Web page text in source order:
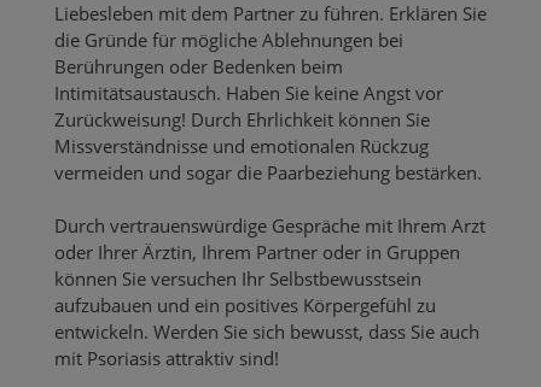
Liebesleben mit dem Partner zu führen. Erklären Sie
die Gründe für mögliche Ablehnungen bei
Berührungen oder Bedenken beim
Intimitätsaustausch. Haben Sie keine Angst vor
Zurückweisung! Durch Ehrlichkeit können Sie
Missverständnisse und emotionalen Rückzug
vermeiden und sogar die Paarbeziehung bestärken.
Durch vertrauenswürdige Gespräche mit Ihrem Arzt
oder Ihrer Ärztin, Ihrem Partner oder in Gruppen
können Sie versuchen Ihr Selbstbewusstsein
aufzubauen und ein positives Körpergefühl zu
entwickeln. Werden Sie sich bewusst, dass Sie auch
mit Psoriasis attraktiv sind!